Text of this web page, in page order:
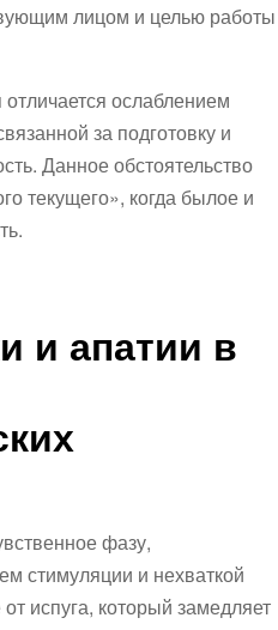
лицом и целью работы
ослаблением
за подготовку и
Данное обстоятельство
текущего», когда былое и
и апатии в
фазу,
стимуляции и нехваткой
испуга, который замедляет